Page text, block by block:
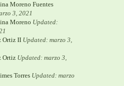
Moreno Fuentes
3, 2021
Moreno Updated:
Ortiz II Updated: marzo 3,
Ortiz Updated: marzo 3,
Torres Updated: marzo